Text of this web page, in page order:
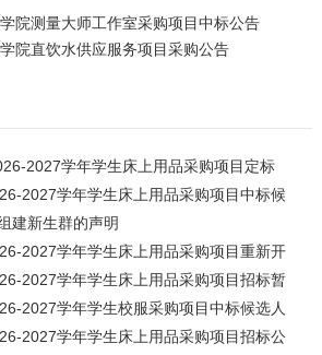
院测量大师工作室采购项目中标公告
院直饮水供应服务项目采购公告
2027学年学生床上用品采购项目定标
2027学年学生床上用品采购项目中标候
建新生群的声明
2027学年学生床上用品采购项目重新开
2027学年学生床上用品采购项目招标暂
2027学年学生校服采购项目中标候选人
2027学年学生床上用品采购项目招标公